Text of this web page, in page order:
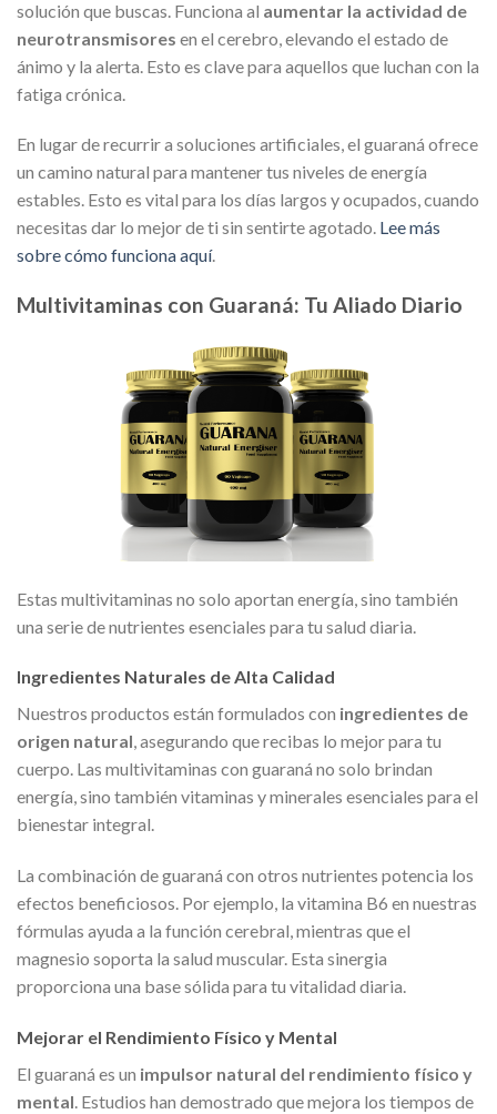
solución que buscas. Funciona al aumentar la actividad de
neurotransmisores en el cerebro, elevando el estado de
ánimo y la alerta. Esto es clave para aquellos que luchan con la
fatiga crónica.
En lugar de recurrir a soluciones artificiales, el guaraná ofrece
un camino natural para mantener tus niveles de energía
estables. Esto es vital para los días largos y ocupados, cuando
necesitas dar lo mejor de ti sin sentirte agotado. Lee más
sobre cómo funciona aquí.
Multivitaminas con Guaraná: Tu Aliado Diario
Estas multivitaminas no solo aportan energía, sino también
una serie de nutrientes esenciales para tu salud diaria.
Ingredientes Naturales de Alta Calidad
Nuestros productos están formulados con ingredientes de
origen natural, asegurando que recibas lo mejor para tu
cuerpo. Las multivitaminas con guaraná no solo brindan
energía, sino también vitaminas y minerales esenciales para el
bienestar integral.
La combinación de guaraná con otros nutrientes potencia los
efectos beneficiosos. Por ejemplo, la vitamina B6 en nuestras
fórmulas ayuda a la función cerebral, mientras que el
magnesio soporta la salud muscular. Esta sinergia
proporciona una base sólida para tu vitalidad diaria.
Mejorar el Rendimiento Físico y Mental
El guaraná es un impulsor natural del rendimiento físico y
mental. Estudios han demostrado que mejora los tiempos de